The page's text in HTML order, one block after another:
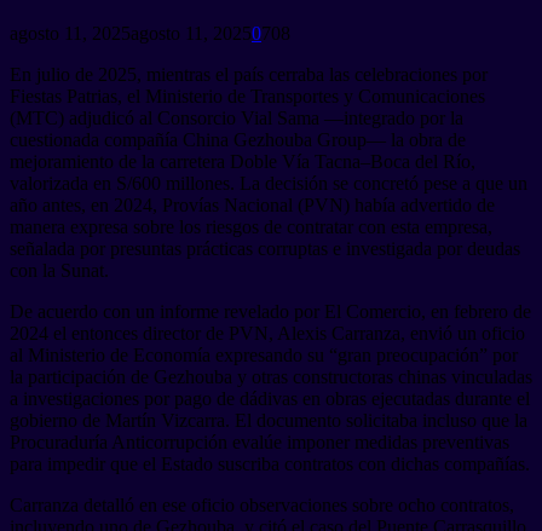
agosto 11, 2025agosto 11, 20250708
En julio de 2025, mientras el país cerraba las celebraciones por
Fiestas Patrias, el Ministerio de Transportes y Comunicaciones
(MTC) adjudicó al Consorcio Vial Sama —integrado por la
cuestionada compañía China Gezhouba Group— la obra de
mejoramiento de la carretera Doble Vía Tacna–Boca del Río,
valorizada en S/600 millones. La decisión se concretó pese a que un
año antes, en 2024, Provías Nacional (PVN) había advertido de
manera expresa sobre los riesgos de contratar con esta empresa,
señalada por presuntas prácticas corruptas e investigada por deudas
con la Sunat.
De acuerdo con un informe revelado por El Comercio, en febrero de
2024 el entonces director de PVN, Alexis Carranza, envió un oficio
al Ministerio de Economía expresando su “gran preocupación” por
la participación de Gezhouba y otras constructoras chinas vinculadas
a investigaciones por pago de dádivas en obras ejecutadas durante el
gobierno de Martín Vizcarra. El documento solicitaba incluso que la
Procuraduría Anticorrupción evalúe imponer medidas preventivas
para impedir que el Estado suscriba contratos con dichas compañías.
Carranza detalló en ese oficio observaciones sobre ocho contratos,
incluyendo uno de Gezhouba, y citó el caso del Puente Carrasquillo